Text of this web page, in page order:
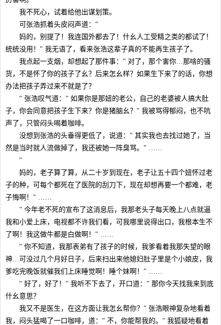
我不死心，试着给他出谋划策。
可张浩抓着头皮闷声道："
妈的，别提了！我连国外都去了！什幺人工受精之类的都试了！
统统没用！" 我无语了，看来张浩这辈子真的不能再生孩子了。
我点起一支烟，却想起了那件事：" 对了，那个害你…那啥的骚
货，不是怀了你的孩子了幺？后来怎幺样？如果生下来了的话，你想
办法把孩子弄过来不就是了？
" 张浩叹气道：" 如果你是那妞的老公，自己的老婆被人搞大肚
子，你会同意把孩子生下来？你是猪脑幺？" 我被骂得郁闷，也不吭
声了，只管闷头喝着咖啡。
没想到张浩的头垂得更低了，说道：" 其实我也去找过她了，当
然是当时就人流做掉了，我还被她一阵臭骂。" ……
"
妈的，老子算了算，从二十岁到现在，老子让五十四个妞怀过老
子的种，可每个都死在了医院的刮刀下，现在却想再要一个都难，老
子悔啊！" ……
" 今年老不死的宣布了这消息后，我那老头子每天晚上八点就逼
我和小爱上床，电视都不许我们看，可我哪里说得出口，我根本生不
了啊！我这做牛都是白做啊！" ……
" 你不知道，我那表弟有了孩子的时候，我爹看着我那失望的眼
神…可没过几个月好日子，后来扫出来他媳妇肚子里是个小娘皮，我
爹吃完晚饭就催我们上床睡觉啊！睡个妹啊！" ……
" 好了，好了！" 我听不下去了，开口道：" 那你今天找我来到底
什幺意思？
我又不是医生，在这方面让我怎幺帮你？" 张浩眼神复杂地看着
我，闷头猛喝了一口咖啡，道：" 不，你能帮我的。" 我狐疑地看着